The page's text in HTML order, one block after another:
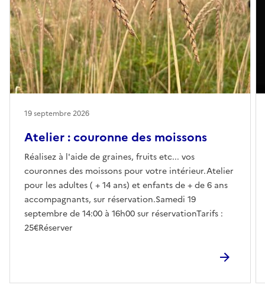
Atelier : couronne des moissons
Réalisez à l'aide de graines, fruits etc... vos
couronnes des moissons pour votre intérieur.Atelier
pour les adultes ( + 14 ans) et enfants de + de 6 ans
accompagnants, sur réservation.Samedi 19
septembre de 14:00 à 16h00 sur réservationTarifs :
25€Réserver
19 septembre 2026